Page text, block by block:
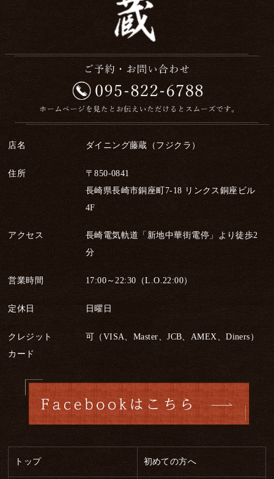
店名 ダイニング藤蔵（フジクラ）
住所
〒850-0841
長崎県長崎市銅座町7-18 リンクス銅座ビル
4F
アクセス
長崎電気軌道「新地中華街電停」より徒歩2
分
営業時間 17:00～22:30（L.O.22:00）
定休日 日曜日
クレジット
カード
可（VISA、Master、JCB、AMEX、Diners）
トップ 初めての方へ